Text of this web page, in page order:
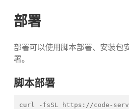
部署
部署可以使用脚本部署、安装包
署。
脚本部署
curl -fsSL https://code-